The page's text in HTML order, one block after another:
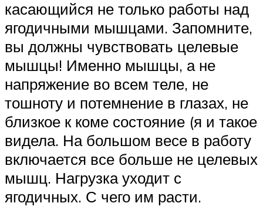
касающийся не только работы над
ягодичными мышцами. Запомните,
вы должны чувствовать целевые
мышцы! Именно мышцы, а не
напряжение во всем теле, не
тошноту и потемнение в глазах, не
близкое к коме состояние (я и такое
видела. На большом весе в работу
включается все больше не целевых
мышц. Нагрузка уходит с
ягодичных. С чего им расти.